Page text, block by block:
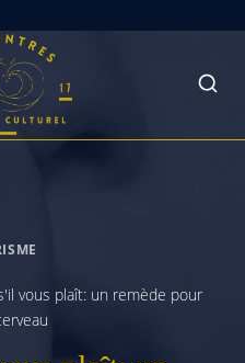
vous plaît: un remède pour